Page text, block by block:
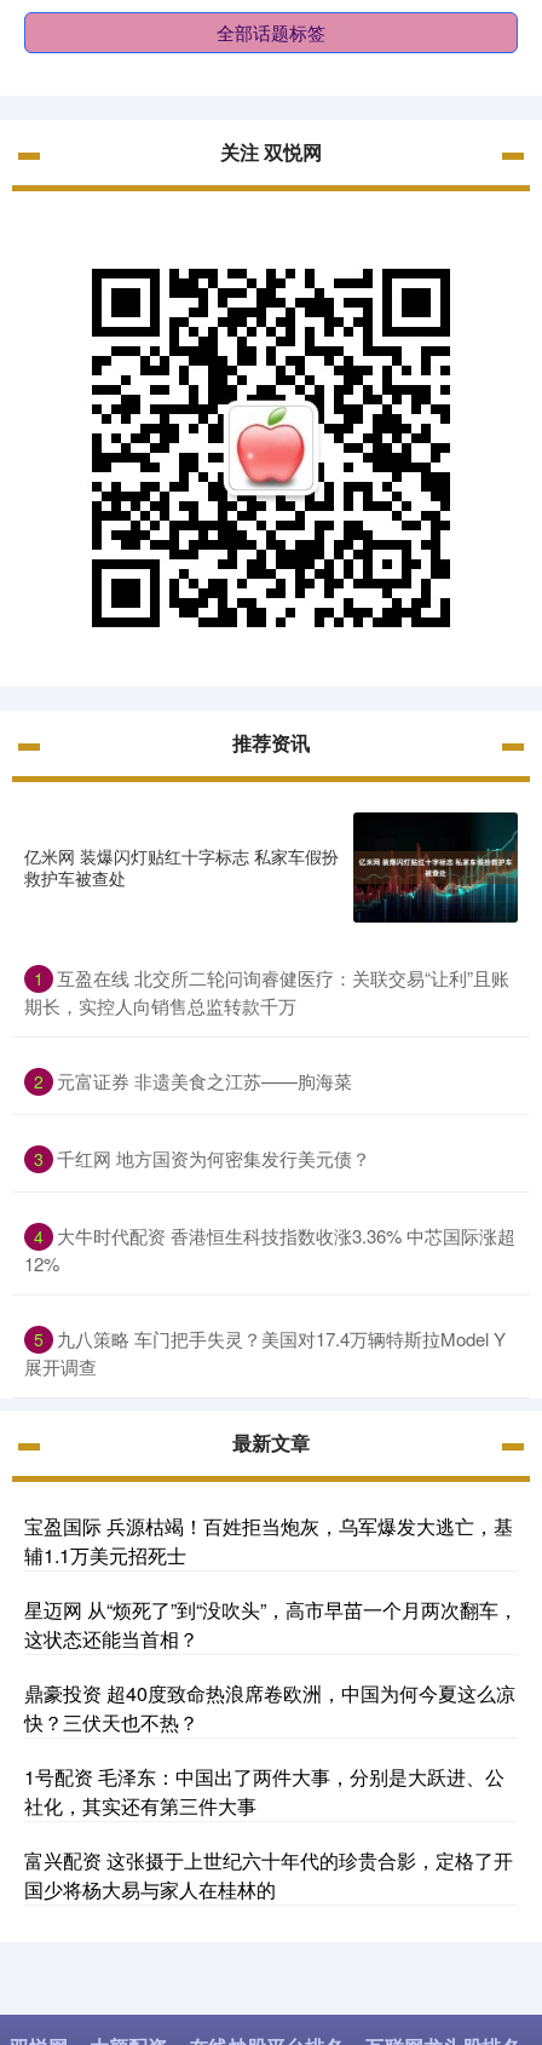
全部话题标签
关注 双悦网
推荐资讯
亿米网 装爆闪灯贴红十字标志 私家车假扮
救护车被查处
1
互盈在线 北交所二轮问询睿健医疗：关联交易“让利”且账
期长，实控人向销售总监转款千万
2 元富证券 非遗美食之江苏——朐海菜
3 千红网 地方国资为何密集发行美元债？
4 大牛时代配资 香港恒生科技指数收涨3.36% 中芯国际涨超
12%
5 九八策略 车门把手失灵？美国对17.4万辆特斯拉Model Y
展开调查
最新文章
宝盈国际 兵源枯竭！百姓拒当炮灰，乌军爆发大逃亡，基
辅1.1万美元招死士
星迈网 从“烦死了”到“没吹头”，高市早苗一个月两次翻车，
这状态还能当首相？
鼎豪投资 超40度致命热浪席卷欧洲，中国为何今夏这么凉
快？三伏天也不热？
1号配资 毛泽东：中国出了两件大事，分别是大跃进、公
社化，其实还有第三件大事
富兴配资 这张摄于上世纪六十年代的珍贵合影，定格了开
国少将杨大易与家人在桂林的